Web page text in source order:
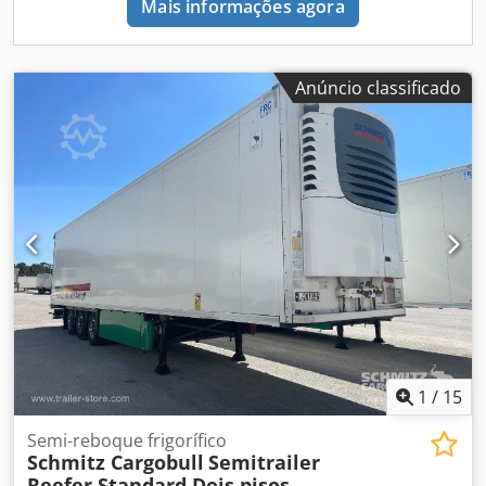
leve, Sistema de telemática. Dsdpfx Amszp S U Ajhskr
Mais informações agora
Anúncio classificado
1 / 15
Semi-reboque frigorífico
Schmitz Cargobull Semitrailer